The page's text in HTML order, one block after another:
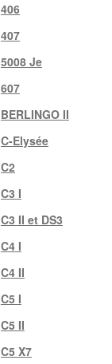
406
407
5008 Je
607
BERLINGO II
C-Elysée
C2
C3 I
C3 II et DS3
C4 I
C4 II
C5 I
C5 II
C5 X7